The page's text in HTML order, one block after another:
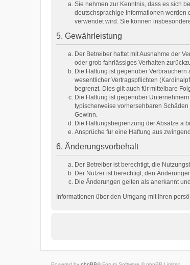
Sie nehmen zur Kenntnis, dass es sich
deutschsprachige Informationen werden
verwendet wird. Sie können
5. Gewährleistung
Der Betreiber haftet mit Ausnahme der
oder grob fahrlässiges Verhalten
Die Haftung ist gegenüber
wesentlicher Vertragspflichten
begrenzt. Dies gilt auch für mittelbare
Die Haftung ist gegenüber
typischerweise vorhersehbaren
Gewinn.
Die Haftungsbegrenzung der Absätze a
Ansprüche für eine Haftung aus
6. Änderungsvorbehalt
Der Betreiber ist berechtigt, die
Der Nutzer ist berechtigt, den
Die Änderungen gelten als anerkannt
Informationen über den Umgang mit Ihren